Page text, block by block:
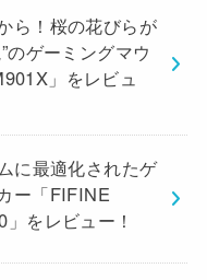
ら！桜の花びらが
のゲーミングマウ
」をレビュ
に最適化されたゲ
ー「FIFINE
をレビュー！